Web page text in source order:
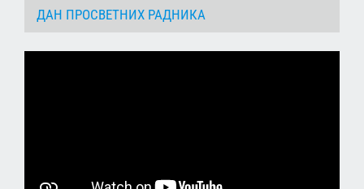
ДАН ПРОСВЕТНИХ РАДНИКА